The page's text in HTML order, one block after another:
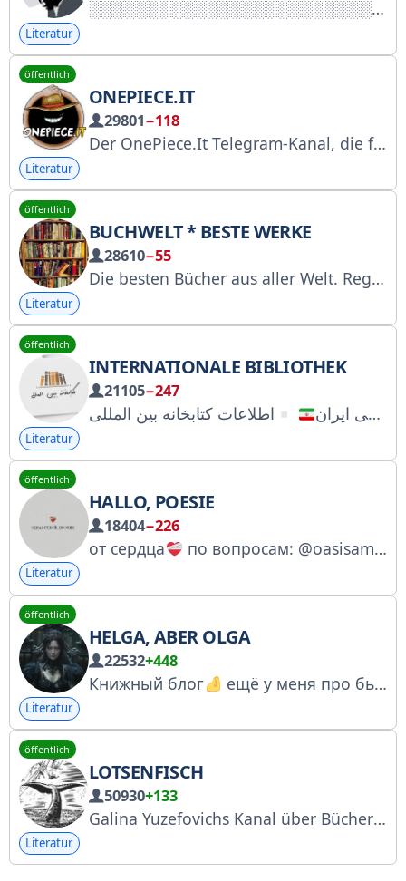
Literatur
öffentlich
ONEPIECE.IT
29801−118
Der OnePiece.It Telegram-Kanal, die führende Website in Italien für Eiichiro Odas Manga. Für weitere Informationen schreiben Sie bitte ausschließlich an @FTosky.
Literatur
öffentlich
BUCHWELT * BESTE WERKE
28610−55
Die besten Bücher aus aller Welt. Registriert bei Roskomnadzor: https://www.gosuslugi.ru/snet/67aaf53a2189cb207b3aa317 Für Werbeanfragen: @bLack2512
Literatur
öffentlich
INTERNATIONALE BIBLIOTHEK
21105−247
تابع قوانین جمهوری اسلامی ایران
Literatur
öffentlich
HALLO, POESIE
18404−226
от сердца по вопросам: @oasisamour
Literatur
öffentlich
HELGA, ABER OLGA
22532+448
Книжный блог ещё у меня про бьюти, хобби, фильмы, рецепты и всё что я люблю
Literatur
öffentlich
LOTSENFISCH
50930+133
Galina Yuzefovichs Kanal über Bücher und Lesen. Registrierung bei Roskomnadzor: https://www.gosuslugi.ru/snet/67af16b86857085566c1dfb0
Literatur